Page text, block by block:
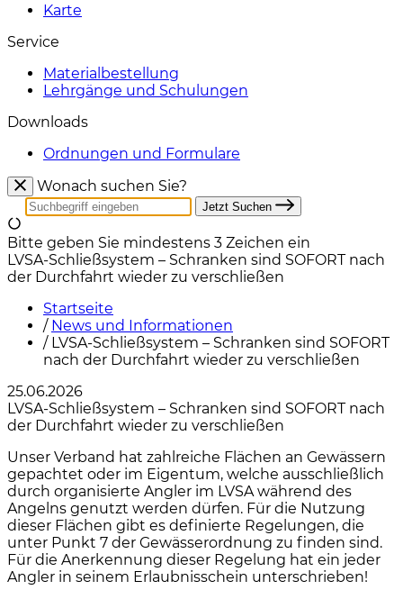
Karte
Service
Materialbestellung
Lehrgänge und Schulungen
Downloads
Ordnungen und Formulare
Wonach suchen Sie?
Jetzt Suchen
Bitte geben Sie mindestens 3 Zeichen ein
LVSA-Schließsystem – Schranken sind SOFORT nach
der Durchfahrt wieder zu verschließen
Startseite
/ News und Informationen
/ LVSA-Schließsystem – Schranken sind SOFORT
nach der Durchfahrt wieder zu verschließen
25.06.2026
LVSA-Schließsystem – Schranken sind SOFORT nach
der Durchfahrt wieder zu verschließen
Unser Verband hat zahlreiche Flächen an Gewässern
gepachtet oder im Eigentum, welche ausschließlich
durch organisierte Angler im LVSA während des
Angelns genutzt werden dürfen. Für die Nutzung
dieser Flächen gibt es definierte Regelungen, die
unter Punkt 7 der Gewässerordnung zu finden sind.
Für die Anerkennung dieser Regelung hat ein jeder
Angler in seinem Erlaubnisschein unterschrieben!